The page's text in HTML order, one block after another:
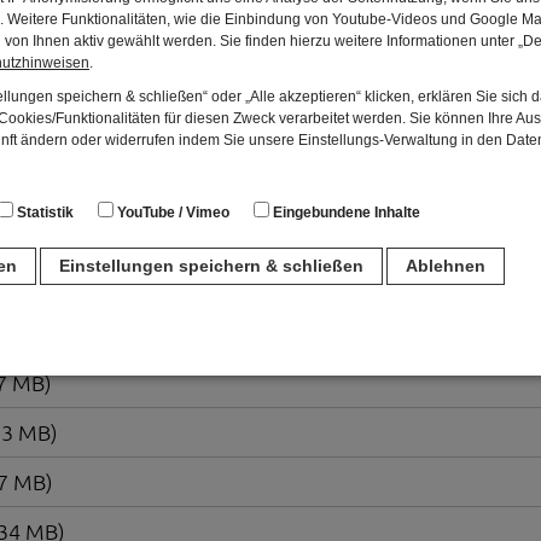
Funktionalitäten, wie die Einbindung von Youtube-Videos und Google
Ihnen aktiv gewählt werden. Sie finden hierzu weitere Informationen unter
speichern & schließen“ oder „Alle akzeptieren“ klicken, erklären Sie sich
Funktionalitäten für diesen Zweck verarbeitet werden. Sie können Ihre
ändern oder widerrufen indem Sie unsere Einstellungs-Verwaltung in den
Statistik YouTube / Vimeo Eingebundene Inhalte
Einstellungen speichern & schließen Ablehnen
den Betrieb der Seite unbedingt notwendig. Hierbei werden keinerlei
Analytics für die Auswertung der Seitenaufrufe als Statistik. Die hierdurch
auf unseren eigenen Servern gespeichert. Eine Übertragung an Dritte erfolgt
MB)
MB)
MB)
MB)
MB)
MB)
MB)
MB)